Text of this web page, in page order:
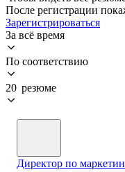
После регистрации
Зарегистрироваться
За всё время
По соответствию
20 резюме
Директор по